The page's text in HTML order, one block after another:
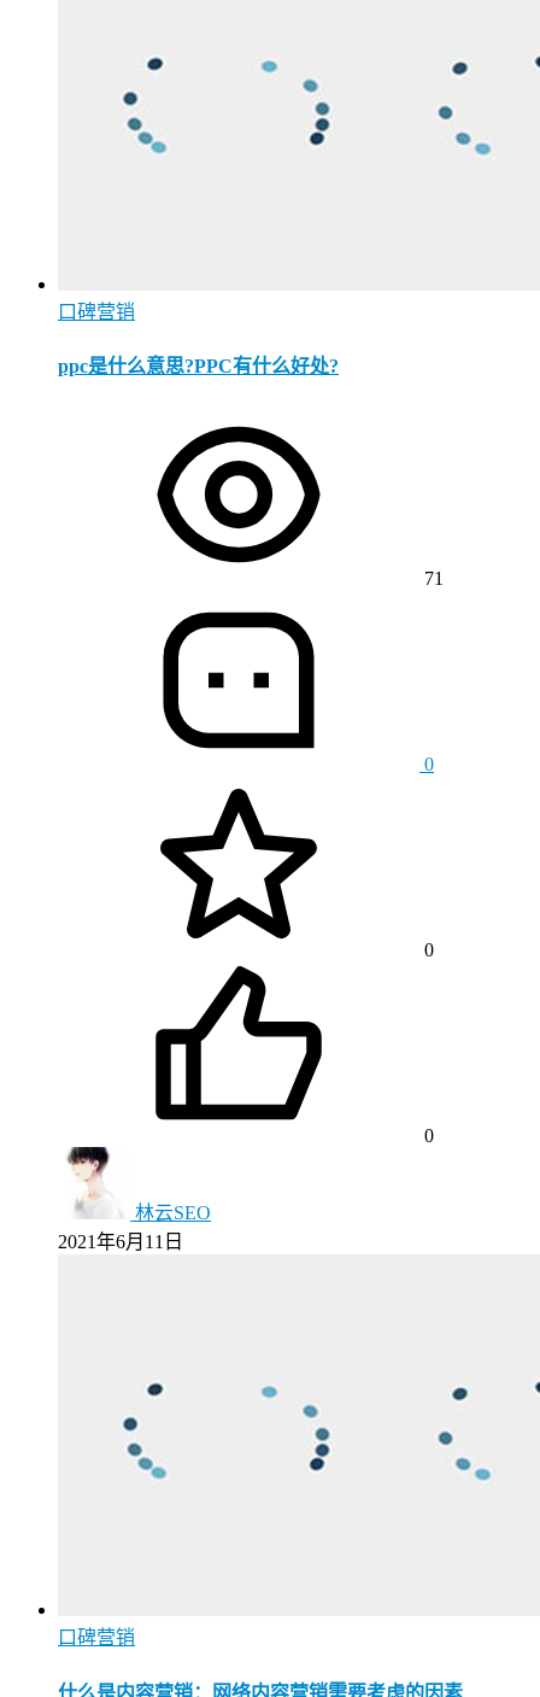
口碑营销
ppc是什么意思?PPC有什么好处?
71
0
0
0
林云SEO
2021年6月11日
口碑营销
什么是内容营销：网络内容营销需要考虑的因素